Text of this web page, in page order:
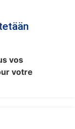
vos
votre